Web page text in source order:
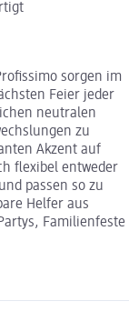
sorgen im
Feier jeder
neutralen
zu
Akzent auf
flexibel entweder
passen so zu
Helfer aus
Familienfeste